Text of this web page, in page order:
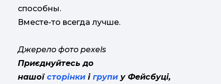
способны.
Вместе-то всегда лучше.
Джерело фото pexels
Приєднуйтесь до
нашої сторінки і групи у Фейсбуці,